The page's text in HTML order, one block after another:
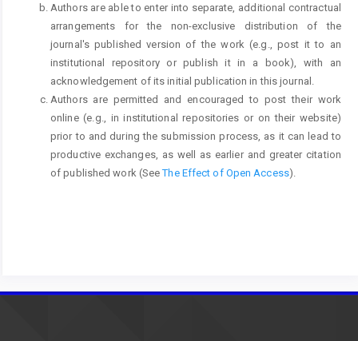
Authors are able to enter into separate, additional contractual
arrangements for the non-exclusive distribution of the
journal's published version of the work (e.g., post it to an
institutional repository or publish it in a book), with an
acknowledgement of its initial publication in this journal.
Authors are permitted and encouraged to post their work
online (e.g., in institutional repositories or on their website)
prior to and during the submission process, as it can lead to
productive exchanges, as well as earlier and greater citation
of published work (SeeThe Effect of Open Access).